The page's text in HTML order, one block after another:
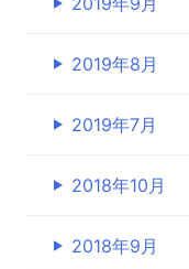
2019年8月
2019年7月
2018年10月
2018年9月